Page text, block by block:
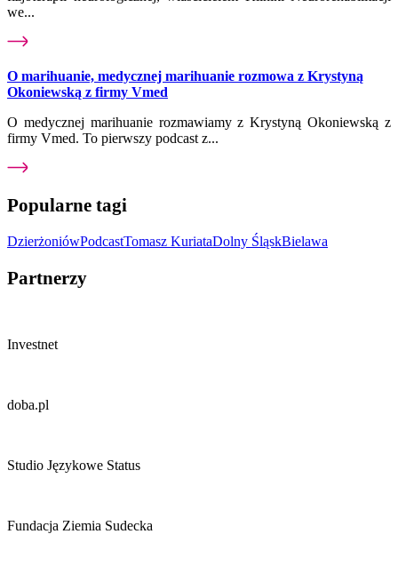
we...
O marihuanie, medycznej marihuanie rozmowa z Krystyną
Okoniewską z firmy Vmed
O medycznej marihuanie rozmawiamy z Krystyną Okoniewską z
firmy Vmed. To pierwszy podcast z...
Popularne tagi
DzierżoniówPodcastTomasz KuriataDolny ŚląskBielawa
Partnerzy
Investnet
doba.pl
Studio Językowe Status
Fundacja Ziemia Sudecka